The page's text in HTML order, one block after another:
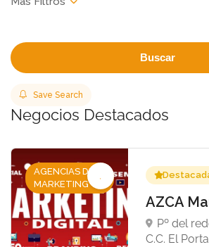
Buscar
Save Search
Negocios Destacados
AGENCIAS DE
MARKETING
AZCA
Pº del
C.C. El